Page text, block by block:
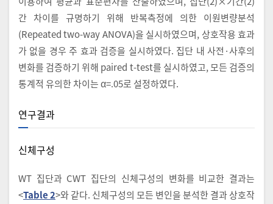
간 차이를 규명하기 위해 반복측정에 의한 이원변량분석
(Repeated two-way ANOVA)을 실시하였으며, 상호작용 효과
가 없을 경우 주 효과 검증을 실시하였다. 집단 내 사전·사후의
변화를 검증하기 위해 paired t-test를 실시하였고, 모든 검증의
통계적 유의한 차이는 α=.05로 설정하였다.
연구결과
신체구성
WT 집단과 CWT 집단의 신체구성의 변화를 비교한 결과는
<Table 2>와 같다. 신체구성의 모든 변인을 분석한 결과 상호작